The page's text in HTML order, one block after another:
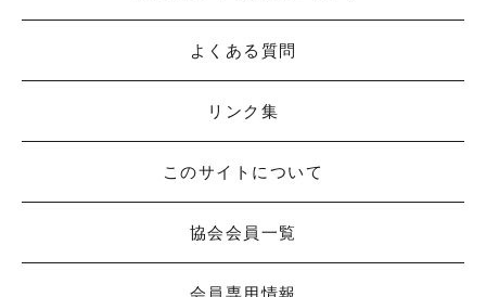
よくある質問
リンク集
このサイトについて
協会会員一覧
会員専用情報